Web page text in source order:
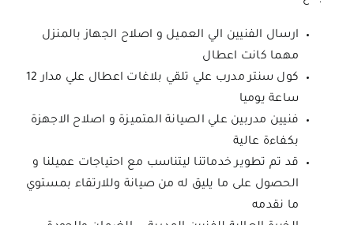
ارسال الفنيين الي العميل و اصلاح الجهاز بالمنزل
مهما كانت اعطال
كول سنتر مدرب علي تلقي بلاغات اعطال علي مدار 12
ساعة يوميا
فنيين مدربين علي الصيانة المتميزة و اصلاح الاجهزة
بكفاءة عالية
قد تم تطوير خدماتنا ليتناسب مع احتياجات عميلنا و
الحصول على ما يليق له من صيانة وللارتقاء بمستوي
ما نقدمه